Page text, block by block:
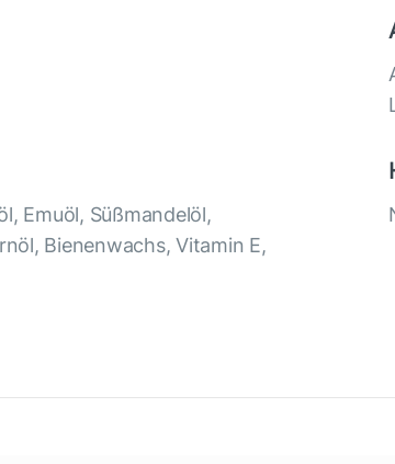
Emuöl, Süßmandelöl,
Bienenwachs, Vitamin E,